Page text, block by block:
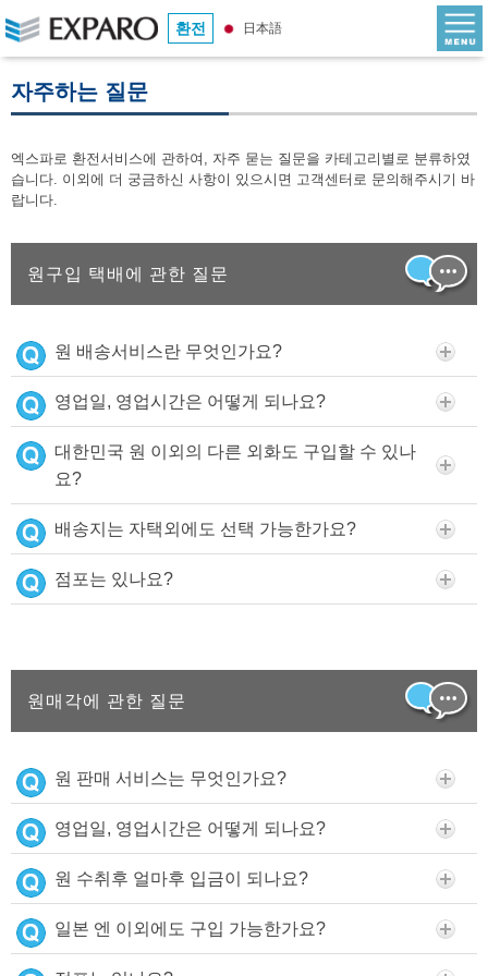
환전 日本語
자주하는 질문
엑스파로 환전서비스에 관하여, 자주 묻는 질문을 카테고리별로 분류하였
습니다. 이외에 더 궁금하신 사항이 있으시면 고객센터로 문의해주시기 바
랍니다.
원구입 택배에 관한 질문
원 배송서비스란 무엇인가요?
영업일, 영업시간은 어떻게 되나요?
대한민국 원 이외의 다른 외화도 구입할 수 있나
요?
배송지는 자택외에도 선택 가능한가요?
점포는 있나요?
원매각에 관한 질문
원 판매 서비스는 무엇인가요?
영업일, 영업시간은 어떻게 되나요?
원 수취후 얼마후 입금이 되나요?
일본 엔 이외에도 구입 가능한가요?